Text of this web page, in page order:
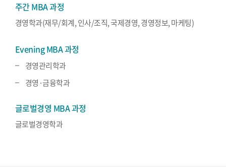
주간 MBA 과정
경영학과(재무/회계, 인사/조직, 국제경영, 경영정보, 마케팅)
Evening MBA 과정
경영관리학과
경영·금융학과
글로벌경영 MBA 과정
글로벌경영학과